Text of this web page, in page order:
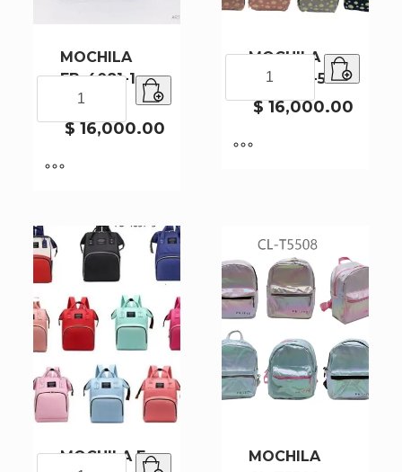
MOCHILA
FB-4081-1-
50
$16,000.00
4081-
50
MOCHILA
FB-4081-50
$16,000.00
4081-
cantidad
MOCHILA F-
MOCHILA